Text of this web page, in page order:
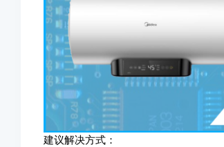
建议解决方式：